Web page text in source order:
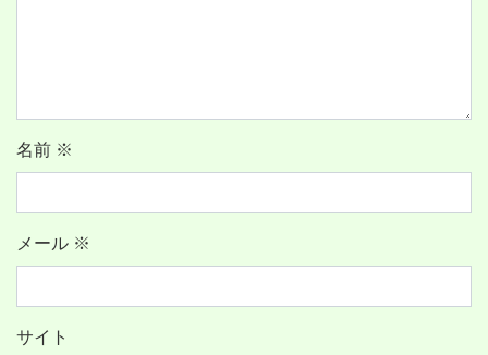
名前 ※
メール ※
サイト